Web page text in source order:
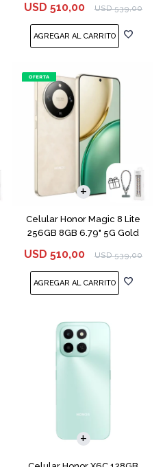
USD 510,00 USD 539,00
Celular Honor Magic 8 Lite
256GB 8GB 6.79" 5G Gold
USD 510,00 USD 539,00
COMPARAR
COMPARAR